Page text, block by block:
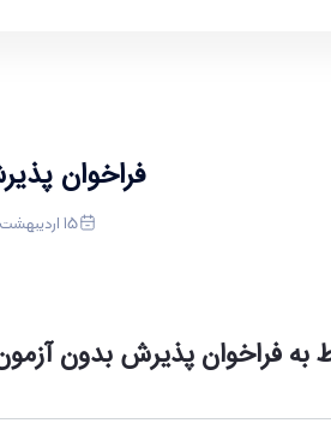
فراخوان پذيرش
15 اردیبهشت 1405 12:32
به فراخوان پذیرش بدون